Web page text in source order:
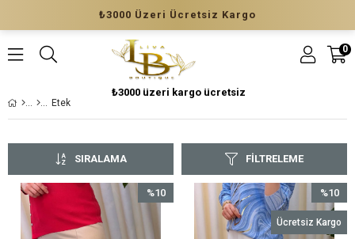
₺3000 Üzeri Ücretsiz Kargo
₺3000 üzeri kargo ücretsiz
0
Etek
FILTRELEME
SIRALAMA
%10
%10İndirim
%10
İndirim
Ücretsiz Kargo